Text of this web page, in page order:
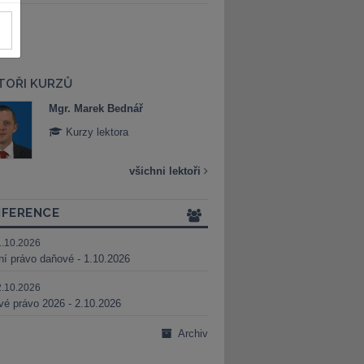
KURZŮ
Mgr. Marek Bednář
Kurzy lektora
všichni lektoři
právo daňové - 1.10.2026
právo 2026 - 2.10.2026
Archiv